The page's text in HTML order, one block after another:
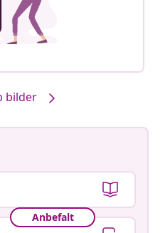
bilder
Anbefalt